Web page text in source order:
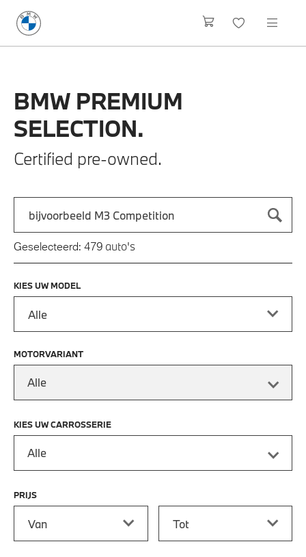
BMW PREMIUM
SELECTION.
Certified pre-owned.
Zoek naar een automodel, bijvoorbeeld 3 Serie M-Sport
Typ een automodel in en druk op enter om te zoeken
Geselecteerd: 479 auto's
KIES UW MODEL
MOTORVARIANT
Alle
KIES UW CARROSSERIE
Alle
PRIJS